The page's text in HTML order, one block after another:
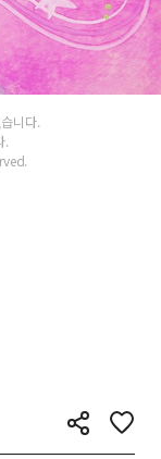
니다.
.